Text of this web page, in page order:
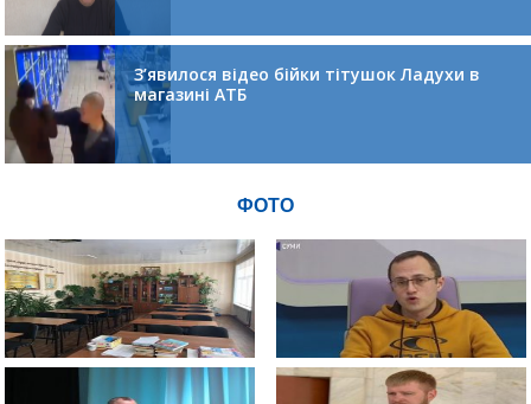
З’явилося відео бійки тітушок Ладухи в
магазині АТБ
ФОТО